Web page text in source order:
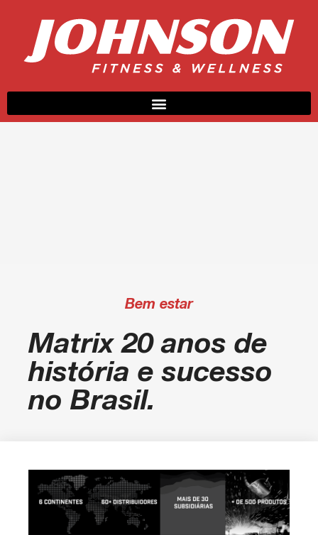
Bem estar
Matrix 20 anos de
história e sucesso
no Brasil.